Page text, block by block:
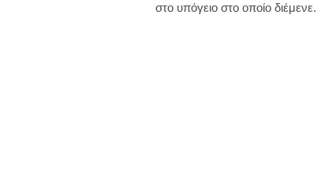
στο υπόγειο στο οποίο διέμενε.